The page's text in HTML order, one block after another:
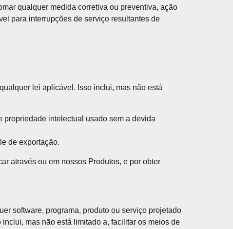
qualquer medida corretiva ou preventiva, ação
para interrupções de serviço resultantes de
lei aplicável. Isso inclui, mas não está
propriedade intelectual usado sem a devida
de exportação.
através ou em nossos Produtos, e por obter
software, programa, produto ou serviço projetado
mas não está limitado a, facilitar os meios de